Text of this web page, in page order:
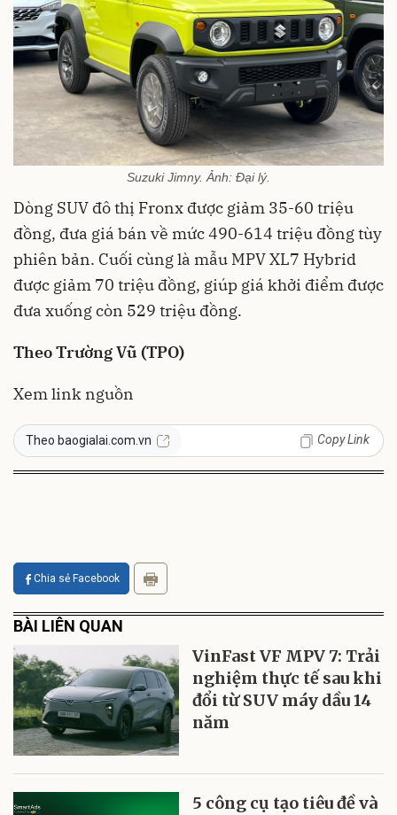
Suzuki Jimny. Ảnh: Đại lý.
Dòng SUV đô thị Fronx được giảm 35-60 triệu
đồng, đưa giá bán về mức 490-614 triệu đồng tùy
phiên bản. Cuối cùng là mẫu MPV XL7 Hybrid
được giảm 70 triệu đồng, giúp giá khởi điểm được
đưa xuống còn 529 triệu đồng.
Theo Trường Vũ (TPO)
Xem link nguồn
Theo baogialai.com.vn Copy Link
Chia sẻ Facebook
BÀI LIÊN QUAN
VinFast VF MPV 7: Trải
nghiệm thực tế sau khi
đổi từ SUV máy dầu 14
năm
5 công cụ tạo tiêu đề và